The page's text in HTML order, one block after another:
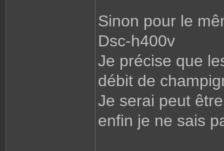
Sinon pour le
Dsc-h400v
Je précise que
débit de
Je serai peut
enfin je ne sais